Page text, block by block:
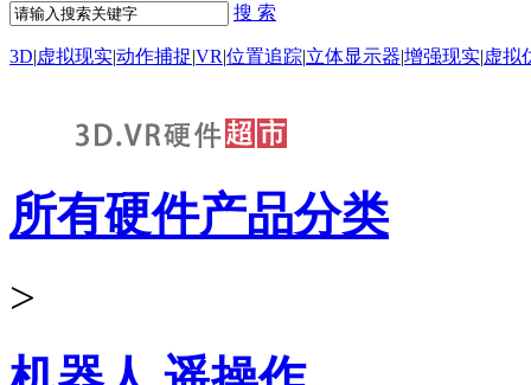
搜 索
3D|虚拟现实|动作捕捉|VR|位置追踪|立体显示器|增强现实|虚拟
所有硬件产品分类
>